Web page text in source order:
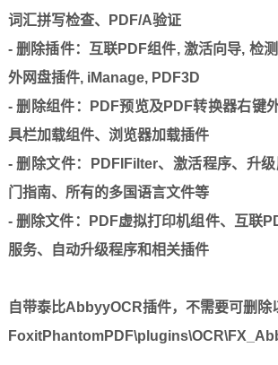
词汇拼写检查、PDF/A验证
- 删除插件：互联PDF组件, 激活向导, 检
外网盘插件, iManage, PDF3D
- 删除组件：PDF预览及PDF转换器右键
具栏加载组件、浏览器加载插件
- 删除文件：PDFIFilter、激活程序、升
门指南、所有的多国语言文件等
- 删除文件：PDF虚拟打印机组件、互联
服务、自动升级程序和相关插件
自带泰比AbbyyOCR插件，不需要可删除